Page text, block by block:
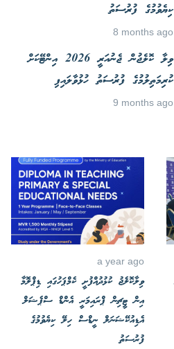
ކިޔެވުމުގެ ފުރުސަތު
8 months ago
ވިލާ ކޮލެޖުން ޖެނުއަރީ 2026 އިންޓޭކަށް
ކުރިމަތިލުމުގެ ފުރުސަތު ހުޅުވާލައިފި
9 months ago
a year ago
ވިލާކޮލެޖު ކުޅުދުއްފުށީ ކެމްޕަހުގައި ޑިޕްލޮމާ
އިން ޓީޗިން ޕްރައިމަރީ އެންޑް ސްޕެޝަލް
އެޑިއުކޭޝަނަލް ނީޑްސް ހިލޭ ކިޔެވުމުގެ
ފުރުސަތު